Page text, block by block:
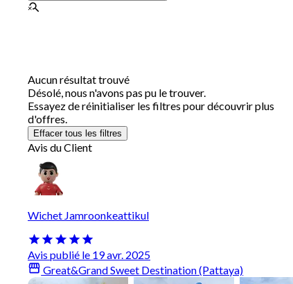
Aucun résultat trouvé
Désolé, nous n'avons pas pu le trouver.
Essayez de réinitialiser les filtres pour découvrir plus
d'offres.
Effacer tous les filtres
Avis du Client
Wichet Jamroonkeattikul
Avis publié le 19 avr. 2025
Great&Grand Sweet Destination (Pattaya)